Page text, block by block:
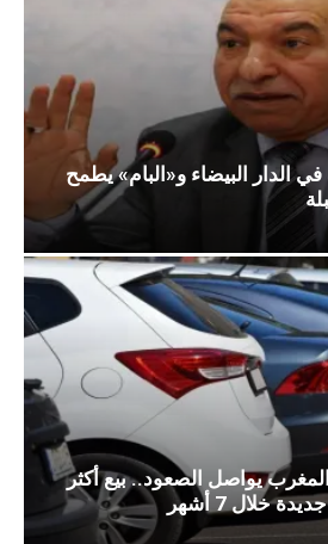
الدار البيضاء و«البام» يطمح
يواصل الصعود.. بيع أكثر